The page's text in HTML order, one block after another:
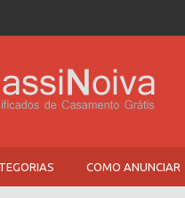
COMO ANUNCIAR